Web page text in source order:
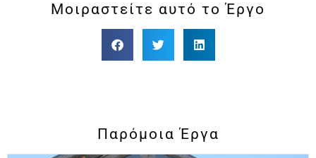
Μοιραστείτε αυτό το Έργο
Παρόμοια Έργα